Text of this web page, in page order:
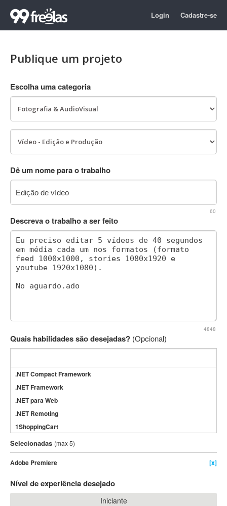
Login Cadastre-se
Publique um projeto
Escolha uma categoria
Dê um nome para o trabalho
60
Descreva o trabalho a ser feito
4848
Quais habilidades são desejadas? (Opcional)
.NET Compact Framework
.NET Framework
.NET para Web
.NET Remoting
1ShoppingCart
3DS Max
3GSM
4D Dimension
802.11
A&P
Selecionadas (max 5)
Adobe Premiere [x]
Nível de experiência desejado
Iniciante